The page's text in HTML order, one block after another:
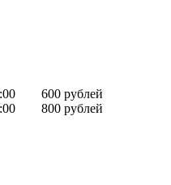
600 рублей
800 рублей